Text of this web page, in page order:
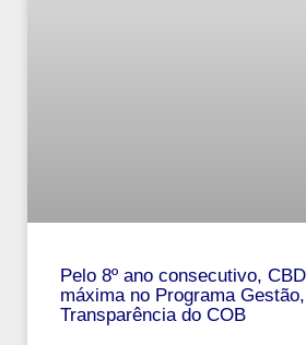
Pelo 8º ano consecutivo,
máxima no Programa
Transparência do COB